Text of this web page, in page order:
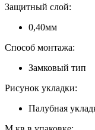
Защитный слой:
0,40мм
Способ монтажа:
Замковый тип
Рисунок укладки:
Палубная